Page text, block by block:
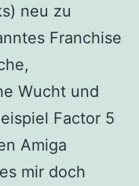
neu zu
Franchise
Wucht und
Factor 5
Amiga
mir doch